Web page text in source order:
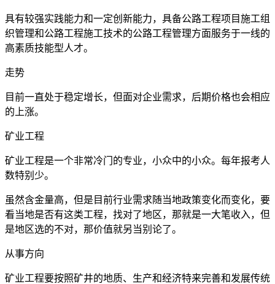
具有较强实践能力和一定创新能力，具备公路工程项目施工组
织管理和公路工程施工技术的公路工程管理方面服务于一线的
高素质技能型人才。
走势
目前一直处于稳定增长，但面对企业需求，后期价格也会相应
的上涨。
矿业工程
矿业工程是一个非常冷门的专业，小众中的小众。每年报考人
数特别少。
虽然含金量高，但是目前行业需求随当地政策变化而变化，要
看当地是否有这类工程，找对了地区，那就是一大笔收入，但
是地区选的不对，那价值就另当别论了。
从事方向
矿业工程要按照矿井的地质、生产和经济特来完善和发展传统